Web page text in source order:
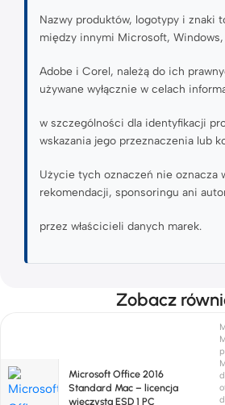
Nazwy produktów, logotypy i znaki
między innymi Microsoft,
Adobe i Corel, należą do ich
używane wyłącznie w celach
w szczególności dla identyfikacji
wskazania jego przeznaczenia lub
Użycie tych oznaczeń nie oznacza
rekomendacji, sponsoringu ani
przez właścicieli danych marek.
Zobacz
Microsoft Office 2016
Standard Mac – licencja
wieczysta ESD 1 PC